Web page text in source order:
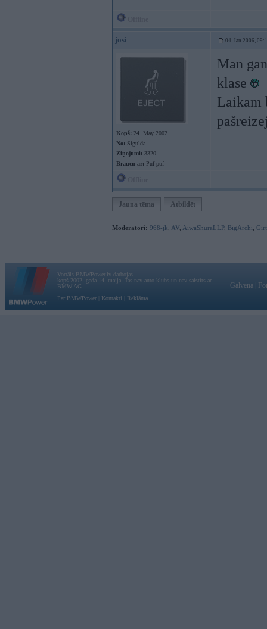
josi 04. Jan 2006,
Kopš: 24. May 2002
No: Sigulda
Ziņojumi: 3320
Braucu ar: Puf-puf
Man
klase
Laikam
Jauna tēma Atbildēt
Moderatori: 968-jk AV AiwaShuraLLP, BigArchi
Vortāls BMWPower.lv darbojas
kopš 2002. gada 14. maija. Tas nav auto klubs un nav saistīts ar
BMW AG.
Par BMWPower
Kontakti Reklāma
Galvena